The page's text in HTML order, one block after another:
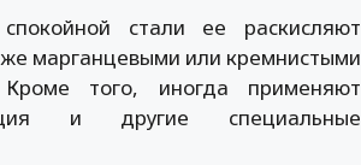
стали ее раскисляют
марганцевыми или кремнистыми
Кроме того, иногда применяют
и другие специальные